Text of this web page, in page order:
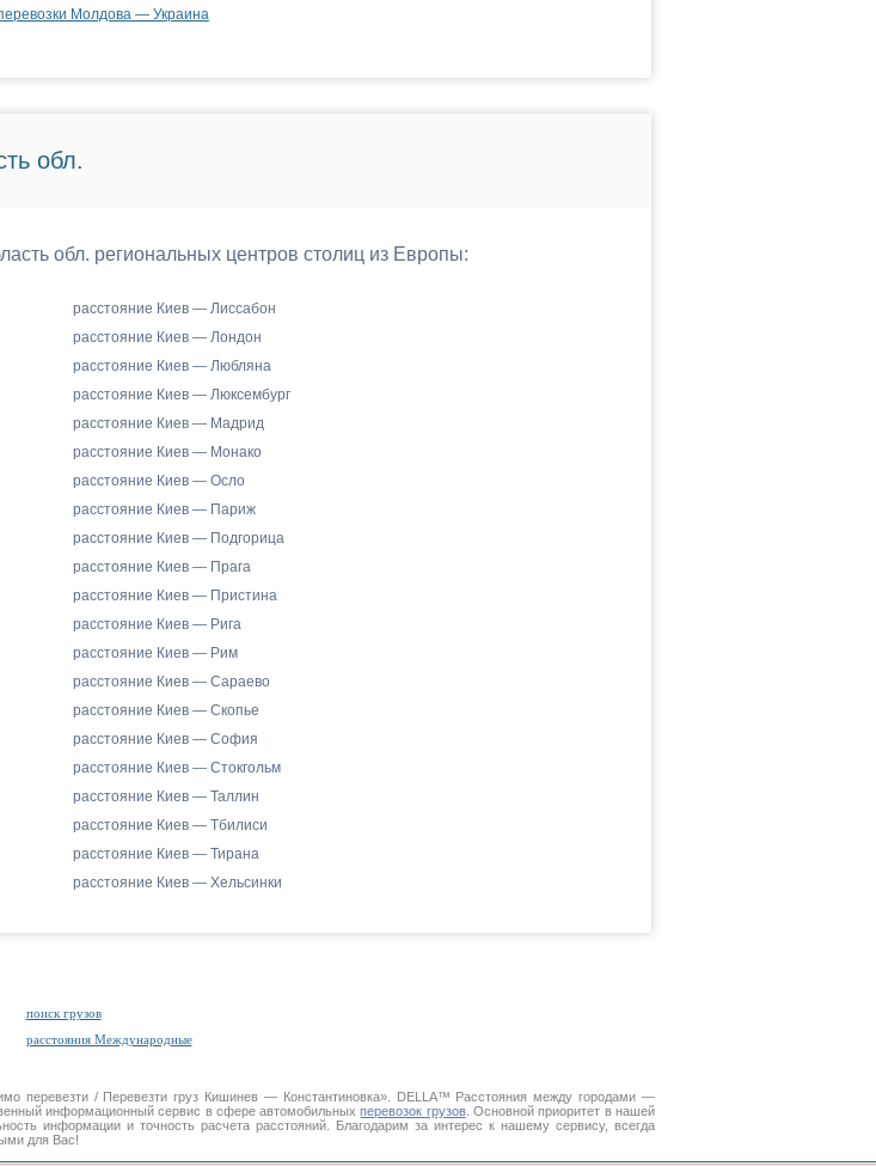
Молдова — Украина
обл.
обл. региональных центров столиц из Европы:
расстояние Киев — Лиссабон
расстояние Киев — Лондон
расстояние Киев — Любляна
расстояние Киев — Люксембург
расстояние Киев — Мадрид
расстояние Киев — Монако
расстояние Киев — Осло
расстояние Киев — Париж
расстояние Киев — Подгорица
расстояние Киев — Прага
расстояние Киев — Пристина
расстояние Киев — Рига
расстояние Киев — Рим
расстояние Киев — Сараево
расстояние Киев — Скопье
расстояние Киев — София
расстояние Киев — Стокгольм
расстояние Киев — Таллин
расстояние Киев — Тбилиси
расстояние Киев — Тирана
расстояние Киев — Хельсинки
поиск грузов
расстояния Международные
перевезти / Перевезти груз Кишинев — Константиновка». DELLA™ Расстояния между городами —
информационный сервис в сфере автомобильныхперевозок грузов. Основной приоритет в нашей
информации и точность расчета расстояний. Благодарим за интерес к нашему сервису, всегда
для Вас!